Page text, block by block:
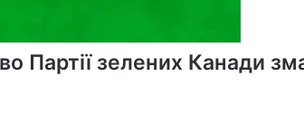
Партії зелених Канади